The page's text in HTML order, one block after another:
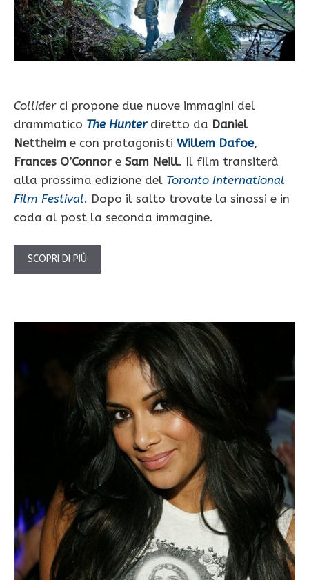
Colliderci propone due nuove immagini del
drammatico The Hunterdiretto da Daniel
Nettheim e con protagonisti Willem Dafoe,
Frances O’Connor e Sam Neill. Il film transiterà
alla prossima edizione del Toronto International
Film Festival. Dopo il salto trovate la sinossi e in
coda al post la seconda immagine.
SCOPRI DI PIÙ